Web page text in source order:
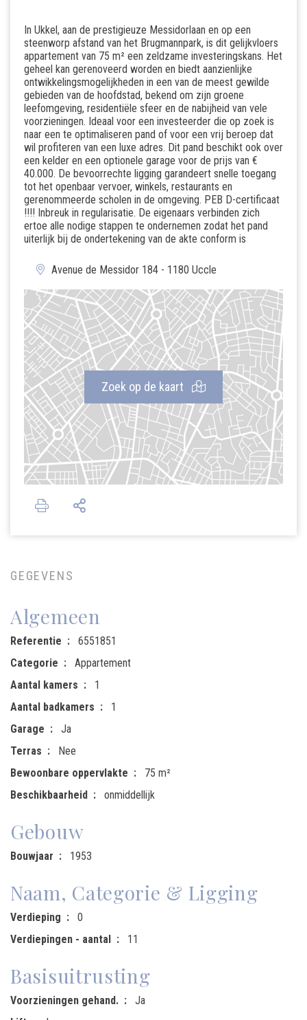
In Ukkel, aan de prestigieuze Messidorlaan en op een
steenworp afstand van het Brugmannpark, is dit gelijkvloers
appartement van 75 m² een zeldzame investeringskans. Het
geheel kan gerenoveerd worden en biedt aanzienlijke
ontwikkelingsmogelijkheden in een van de meest gewilde
gebieden van de hoofdstad, bekend om zijn groene
leefomgeving, residentiële sfeer en de nabijheid van vele
voorzieningen. Ideaal voor een investeerder die op zoek is
naar een te optimaliseren pand of voor een vrij beroep dat
wil profiteren van een luxe adres. Dit pand beschikt ook over
een kelder en een optionele garage voor de prijs van €
40.000. De bevoorrechte ligging garandeert snelle toegang
tot het openbaar vervoer, winkels, restaurants en
gerenommeerde scholen in de omgeving. PEB D-certificaat
!!!! Inbreuk in regularisatie. De eigenaars verbinden zich
ertoe alle nodige stappen te ondernemen zodat het pand
uiterlijk bij de ondertekening van de akte conform is
Avenue de Messidor 184 - 1180 Uccle
Zoek op de kaart
GEGEVENS
Algemeen
Referentie
6551851
Categorie
Appartement
Aantal kamers
1
Aantal badkamers
1
Garage
Ja
Terras
Nee
Bewoonbare oppervlakte
75 m²
Beschikbaarheid
onmiddellijk
Gebouw
Bouwjaar 1953
Naam, Categorie & Ligging
Verdieping
0
Verdiepingen - aantal
11
Basisuitrusting
Voorzieningen gehand.
Ja